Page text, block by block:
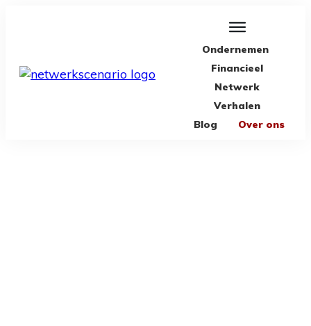
Ondernemen
Financieel
Netwerk
Verhalen
Blog
Over ons